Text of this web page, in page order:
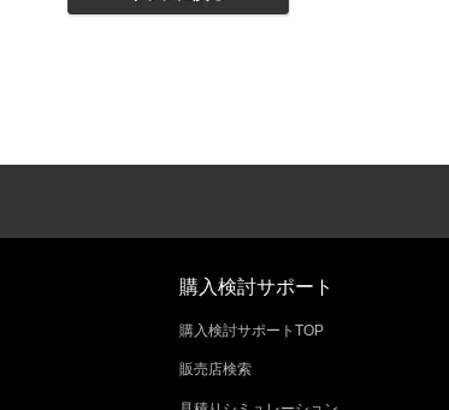
購入検討サポート
購入検討サポートTOP
販売店検索